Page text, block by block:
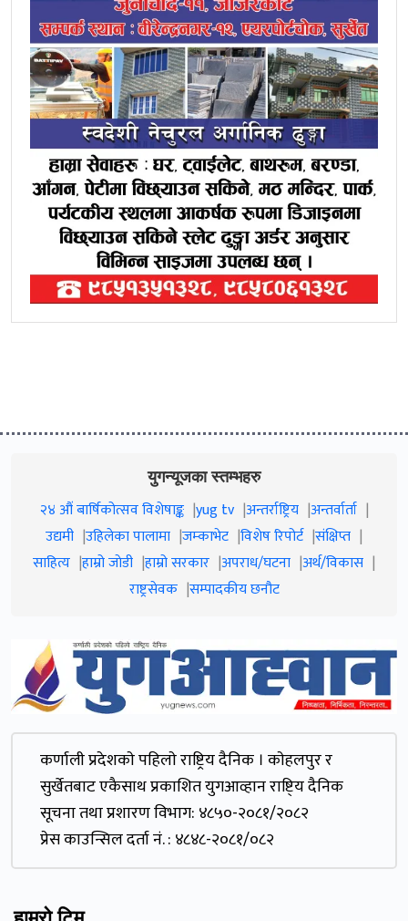
युगन्यूजका स्तम्भहरु
२४ औं बार्षिकोत्सव विशेषाङ्क yug tv अन्तर्राष्ट्रिय अन्तर्वार्ता
उद्यमी उहिलेका पालामा जम्काभेट विशेष रिपोर्ट संक्षिप्त
साहित्य हाम्रो जाेडी हाम्रो सरकार अपराध/घटना अर्थ/विकास
राष्ट्रसेवक सम्पादकीय छनौट
कर्णाली प्रदेशकाे पहिलाे राष्ट्रिय दैनिक । काेहलपुर र
सुर्खेतबाट एकैसाथ प्रकाशित युगआव्हान राष्टि्य दैनिक
सूचना तथा प्रशारण विभाग: ४८५०-२०८१/२०८२
प्रेस काउन्सिल दर्ता नं. : ४८४८-२०८१/०८२